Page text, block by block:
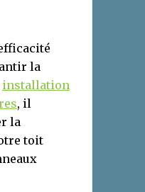
la
installation
, il
la
toit